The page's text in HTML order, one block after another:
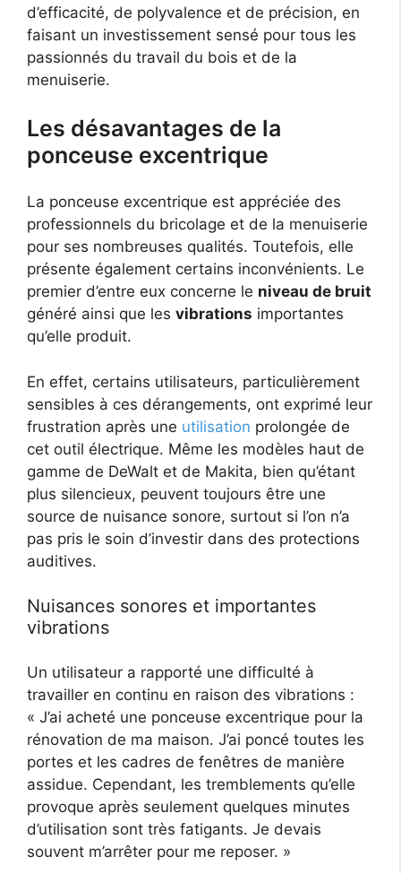
d’efficacité, de polyvalence et de précision, en
faisant un investissement sensé pour tous les
passionnés du travail du bois et de la
menuiserie.
Les désavantages de la
ponceuse excentrique
La ponceuse excentrique est appréciée des
professionnels du bricolage et de la menuiserie
pour ses nombreuses qualités. Toutefois, elle
présente également certains inconvénients. Le
premier d’entre eux concerne le niveau de bruit
généré ainsi que les vibrations importantes
qu’elle produit.
En effet, certains utilisateurs, particulièrement
sensibles à ces dérangements, ont exprimé leur
frustration après une utilisation prolongée de
cet outil électrique. Même les modèles haut de
gamme de DeWalt et de Makita, bien qu’étant
plus silencieux, peuvent toujours être une
source de nuisance sonore, surtout si l’on n’a
pas pris le soin d’investir dans des protections
auditives.
Nuisances sonores et importantes
vibrations
Un utilisateur a rapporté une difficulté à
travailler en continu en raison des vibrations :
« J’ai acheté une ponceuse excentrique pour la
rénovation de ma maison. J’ai poncé toutes les
portes et les cadres de fenêtres de manière
assidue. Cependant, les tremblements qu’elle
provoque après seulement quelques minutes
d’utilisation sont très fatigants. Je devais
souvent m’arrêter pour me reposer. »